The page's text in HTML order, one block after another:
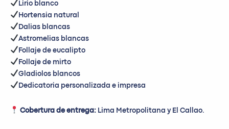
Lirio blanco
Hortensia natural
Dalias blancas
⁠Astromelias blancas
Follaje de eucalipto
Follaje de mirto
Gladiolos blancos
Dedicatoria personalizada e impresa
Cobertura de entrega:Lima Metropolitana y El Callao.